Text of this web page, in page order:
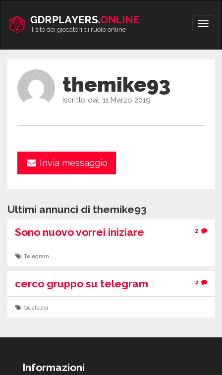
contenuto
Apri/
Il sito dei giocatori di ruolo online
themike93
Iscritto dal: 11 Marzo 2019
Invia messaggio
Ultimi annunci di themike93
Sono nuovo vorrei iniziare
2
Telegram
cerco gruppo su telegram 2
Qualsiasi
Informazioni